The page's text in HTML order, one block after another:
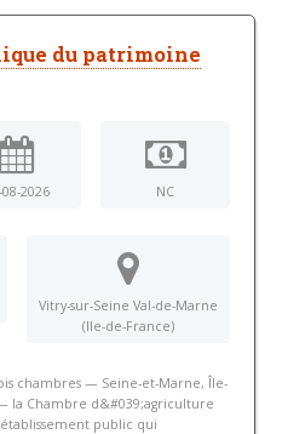
du patrimoine
08-2026 NC
Vitry-sur-Seine Val-de-Marne
(Ile-de-France)
chambres — Seine-et-Marne, Île-
la Chambre d&#039;agriculture
public qui